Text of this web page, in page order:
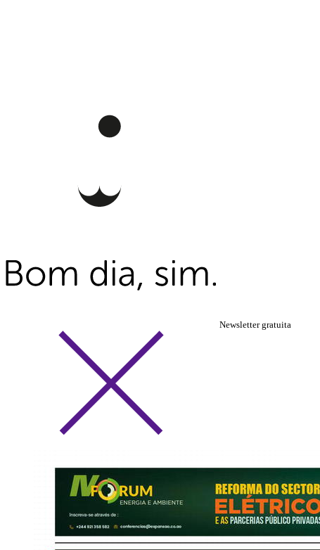
Newsletter gratuita